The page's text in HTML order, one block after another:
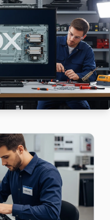
adresine gelen ekibimiz
Avox TV servisi için
Avox TV
bağlantısı sorunuyla
Avox TV servisi için kapıya